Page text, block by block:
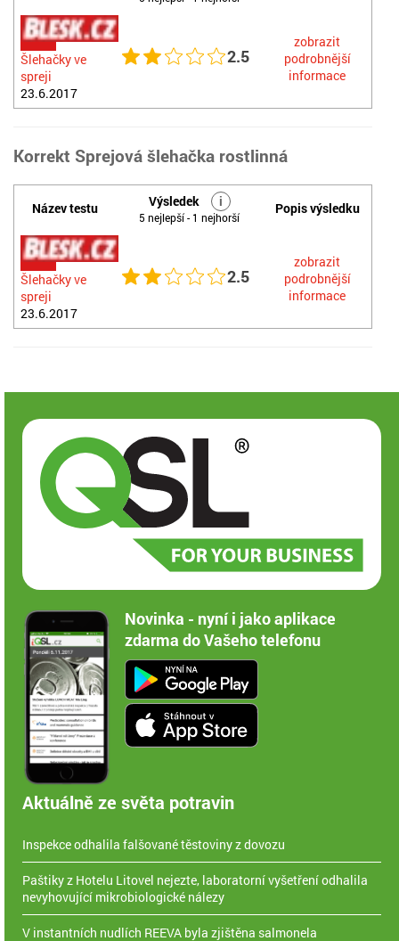
Šlehačky ve
spreji
23.6.2017
2.5
zobrazit
podrobnější
informace
Korrekt Sprejová šlehačka rostlinná
Název testu Výsledek i
5 nejlepší - 1 nejhorší
Popis výsledku
Šlehačky ve
spreji
23.6.2017
2.5
zobrazit
podrobnější
informace
Novinka - nyní i jako aplikace
zdarma do Vašeho telefonu
Aktuálně ze světa potravin
Inspekce odhalila falšované těstoviny z dovozu
Paštiky z Hotelu Litovel nejezte, laboratorní vyšetření odhalila
nevyhovující mikrobiologické nálezy
V instantních nudlích REEVA byla zjištěna salmonela